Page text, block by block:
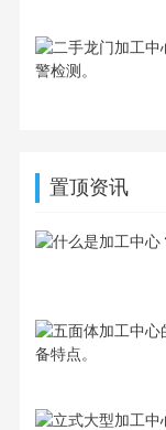
置顶资讯